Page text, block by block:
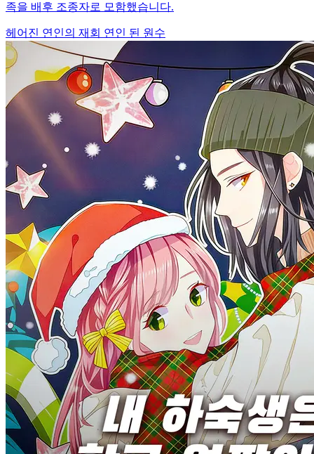
족을 배후 조종자로 모함했습니다.
헤어진 연인의 재회 연인 된 원수